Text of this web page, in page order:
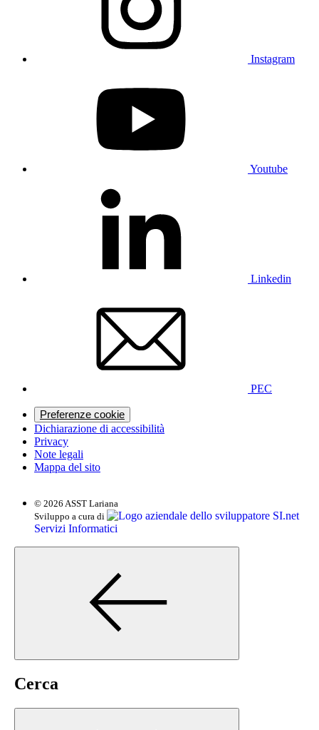
Instagram
Youtube
Linkedin
PEC
Preferenze cookie
Dichiarazione di accessibilità
Privacy
Note legali
Mappa del sito
© 2026 ASST Lariana
Sviluppo a cura di
SI.net
Servizi Informatici
Cerca